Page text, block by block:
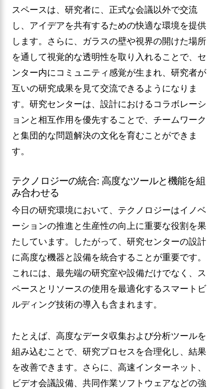
スペースは、研究者に、正式な会議以外で交流
し、アイデアを共有するための快適な環境を提供
します。さらに、ガラスの壁や視界の開けた場所
を通して視覚的な透明性を取り入れることで、セ
ンター内にコミュニティ感覚が生まれ、研究者が
互いの研究成果を見て交流できるようになりま
す。研究センターは、設計におけるコラボレーシ
ョンと相互作用を優先することで、チームワーク
と集団的な問題解決の文化を育むことができま
す。
テクノロジーの統合: 高度なツールと機能を組
み合わせる
今日の研究環境において、テクノロジーはイノベ
ーションの推進と生産性の向上に重要な役割を果
たしています。したがって、研究センターの設計
に高度な機器と設備を統合することが重要です。
これには、最先端の研究室や設備だけでなく、ス
ペースとリソースの使用を最適化するスマートビ
ルディング技術の導入も含まれます。
たとえば、高度なデータ収集および分析ツールを
組み込むことで、研究プロセスを合理化し、結果
を改善できます。さらに、高速インターネット、
ビデオ会議設備、共同作業ソフトウェアなどの強